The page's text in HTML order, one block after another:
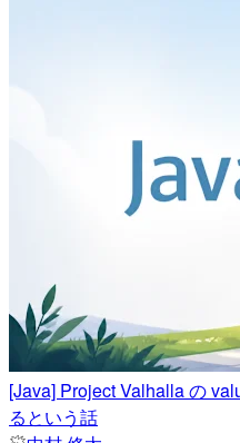
[Java] Project Valhalla の
るという話